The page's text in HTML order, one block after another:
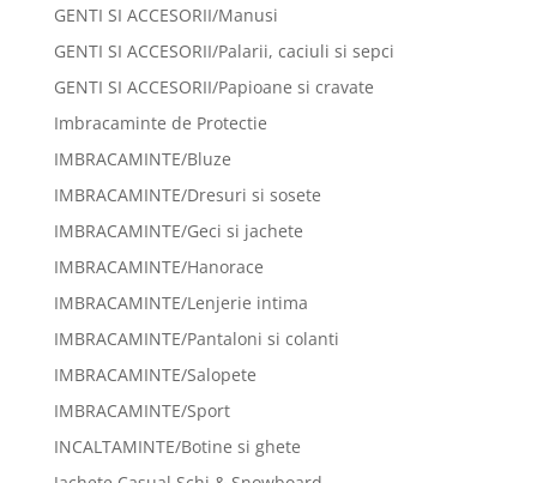
GENTI SI ACCESORII/Manusi
GENTI SI ACCESORII/Palarii, caciuli si sepci
GENTI SI ACCESORII/Papioane si cravate
Imbracaminte de Protectie
IMBRACAMINTE/Bluze
IMBRACAMINTE/Dresuri si sosete
IMBRACAMINTE/Geci si jachete
IMBRACAMINTE/Hanorace
IMBRACAMINTE/Lenjerie intima
IMBRACAMINTE/Pantaloni si colanti
IMBRACAMINTE/Salopete
IMBRACAMINTE/Sport
INCALTAMINTE/Botine si ghete